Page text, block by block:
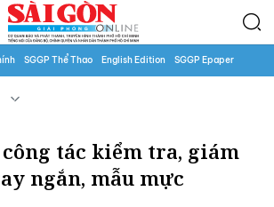
SGGP Thể Thao English Edition SGGP Epaper
tác kiểm tra, giám
ngắn, mẫu mực